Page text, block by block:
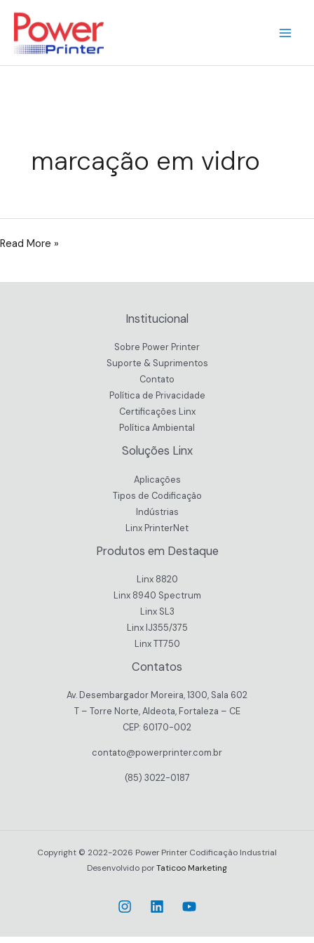
para
conteúdo
marcação em vidro
Soluções
Codificação
Read More »
Institucional
Sobre Power Printer
Suporte & Suprimentos
Contato
Política de Privacidade
Certificações Linx
Política Ambiental
Soluções Linx
Aplicações
Tipos de Codificação
Indústrias
Linx PrinterNet
Produtos em Destaque
Linx 8820
Linx 8940 Spectrum
Linx SL3
Linx IJ355/375
Linx TT750
Contatos
Av. Desembargador Moreira, 1300, Sala 602
T – Torre Norte, Aldeota, Fortaleza – CE
CEP: 60170-002
contato@powerprinter.com.br
(85) 3022-0187
Copyright © 2022-2026 Power Printer Codificação Industrial
Desenvolvido porTaticoo Marketing